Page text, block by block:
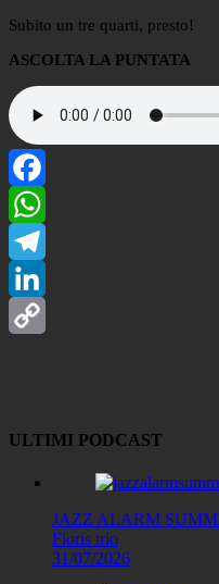
Subito un tre quarti, presto!
ASCOLTA LA PUNTATA
Facebook
WhatsApp
Telegram
LinkedIn
ULTIMI PODCAST
JAZZ ALARM
Floris trio
31/07/2026